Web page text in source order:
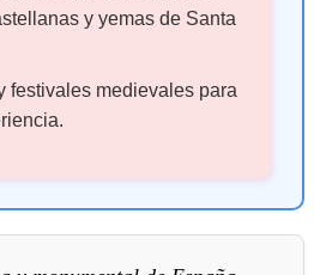
y yemas de Santa
festivales medievales para